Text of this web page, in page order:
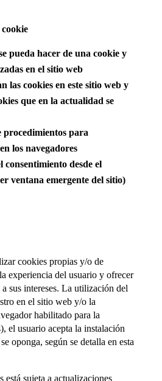
pueda hacer de una cookie y
en el sitio web
las cookies en este sitio web y
que en la actualidad se
para
los navegadores
consentimiento desde el
ventana emergente del sitio)
cookies propias y/o de
experiencia del usuario y ofrecer
sus intereses. La utilización del
en el sitio web y/o la
habilitado para la
el usuario acepta la instalación
oponga, según se detalla en esta
sujeta a actualizaciones